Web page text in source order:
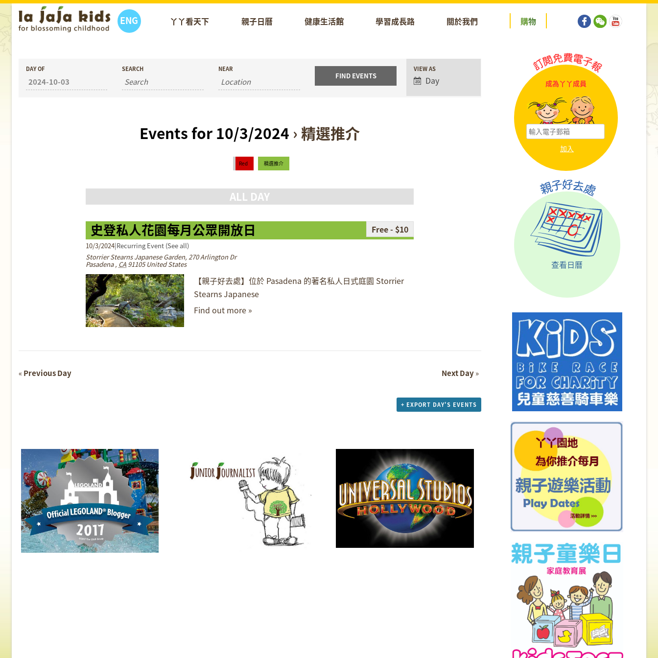
ENG 丫丫看天下 親子日曆 健康生活館 學習成長路 關於我們 購物
Event
Views
Navigation
VIEW AS
Day
DAY OF SEARCH NEAR
Events for 10/3/2024 › 精選推介
Red 精選推介
ALL DAY
Free - $10
史登私人花園每月公眾開放日
10/3/2024|Recurring Event (See all)
Storrier Stearns Japanese Garden, 270 Arlington Dr
Pasadena, CA 91105 United States
【親子好去處】位於 Pasadena 的著名私人日式庭園 Storrier
Stearns Japanese
Find out more »
Day
« Previous Day Next Day»
+ EXPORT DAY'S EVENTS
成為丫丫成員
查看日曆